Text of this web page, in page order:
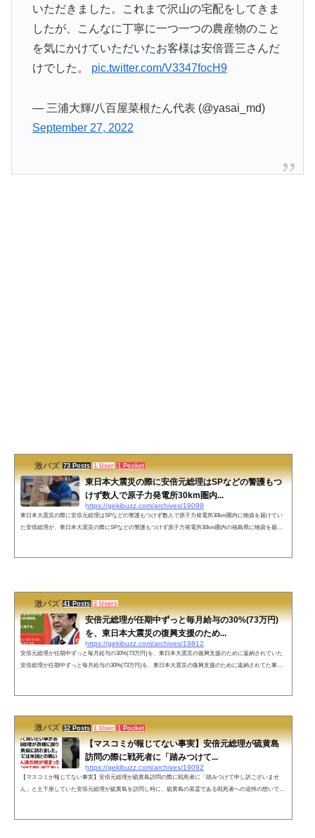
いただきました。これまで沢山の宅配をしてきま
したが、こんなに丁寧に一つ一つの農産物のこと
を気にかけていただいたお客様は安倍晋三さんだ
けでした。 pic.twitter.com/V3347focH9
— 三浦大輝/八百屋菜根たん代表 (@yasai_md)
September 27, 2022
激バズ 73 Posts 1 User 1 Pocket
東日本大震災の際に安倍元総理はSPなどの警護もつ
けず数人で原子力発電所30km圏内...
https://gekibuzz.com/archives/19099
東日本大震災の際に安倍元総理はSPなどの警護もつけず数人で原子力発電所30km圏内に物資を届けてい
た安倍総理が、東日本大震災の際にSPなどの警護もつけず原子力発電所30km圏内の福島県に物資を届け
激バズ 41 Posts 2 Users
安倍元総理が任期中ずっと毎月給与の30%(73万円)
を、東日本大震災の復興支援のため...
https://gekibuzz.com/archives/19812
安倍元総理が任期中ずっと毎月給与の30%(73万円)を、東日本大震災の復興支援のために返納されていた
安倍総理が任期中ずっと毎月給与の30%(73万円)を、東日本大震災の復興支援のために返納されてた事を
激バズ 32 Posts 1 User 1 Pocket
【マスコミが報じてない事実】安倍元総理が硫黄島
訪問の際に戦死者に「踏みつけて...
https://gekibuzz.com/archives/19092
【マスコミが報じてない事実】安倍元総理が硫黄島訪問の際に戦死者に「踏みつけて申し訳ございませ
ん」と土下座していた安倍元総理が硫黄島を訪問し時に、硫黄島の英霊である戦死者への追悼の想いで土